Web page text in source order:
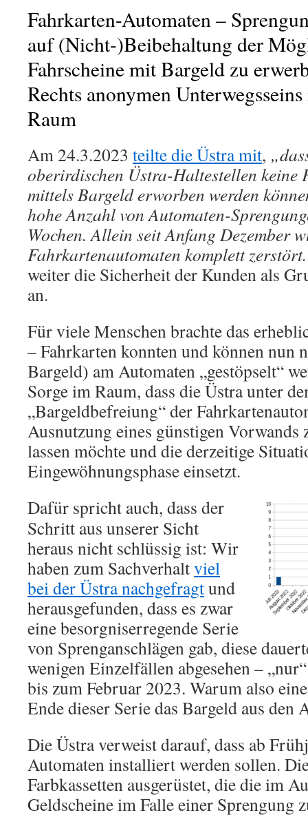
Fahrkarten-Automaten –
auf (Nicht-)Beibehaltung der
Fahrscheine mit Bargeld zu
Rechts anonymen
Raum
Am 24.3.2023 teilte die Üstra mit,
oberirdischen Üstra-Haltestellen keine
mittels Bargeld erworben werden
hohe Anzahl von Automaten-
Wochen. Allein seit Anfang Dezember
Fahrkartenautomaten komplett
weiter die Sicherheit der Kunden als
an.
Für viele Menschen brachte das
– Fahrkarten konnten und können nun
Bargeld) am Automaten „gestöpselt“
Sorge im Raum, dass die Üstra unter
„Bargeldbefreiung“ der
Ausnutzung eines günstigen Vorwands
lassen möchte und die derzeitige
Eingewöhnungsphase einsetzt.
Dafür spricht auch, dass der
Schritt aus unserer Sicht
heraus nicht schlüssig ist: Wir
haben zum Sachverhaltviel
bei der Üstra nachgefragtund
herausgefunden, dass es zwar
eine besorgniserregende Serie
von Sprenganschlägen gab, diese
wenigen Einzelfällen abgesehen –
bis zum Februar 2023. Warum also
Ende dieser Serie das Bargeld aus den
Die Üstra verweist darauf, dass ab
Automaten installiert werden sollen.
Farbkassetten ausgerüstet, die die im
Geldscheine im Falle einer Sprengung